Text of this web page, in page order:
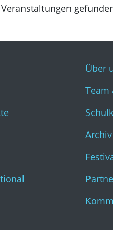
Über
Team
Archiv